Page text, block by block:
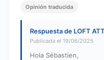
Opinión traducida
Respuesta de LOFT
Publicada el 19/06/2025
Hola Sébastien,